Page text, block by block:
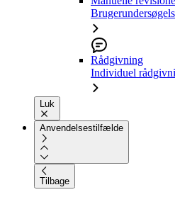
Rådgivning
Individuel
Luk
Anvendelsestilfælde
Tilbage